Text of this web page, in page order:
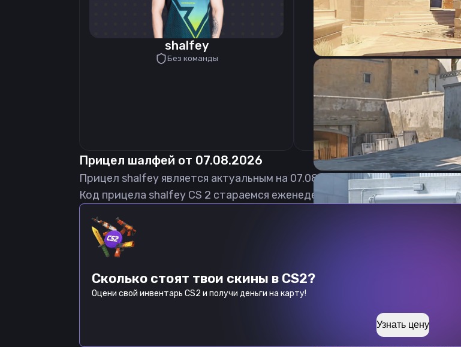
shalfey
Без команды
CSGO-PBbjn-6hsmU-CiLwy-
Прицел шалфей от 07.08.2026
Прицел shalfey является актуальным на 07.08.2026
Код прицела shalfey CS 2 стараемся еженедельно обновлять, чтобы вы
Сколько стоят твои скины в CS2?
Оцени свой инвентарь CS2 и получи деньги на карту!
Узнать цену